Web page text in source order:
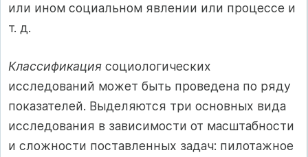
или ином социальном явлении или процессе и
т. д.
Классификация социологических
исследований может быть проведена по ряду
показателей. Выделяются три основных вида
исследования в зависимости от масштабности
и сложности поставленных задач: пилотажное